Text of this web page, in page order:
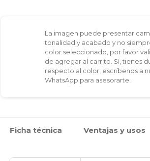
La imagen puede presentar
tonalidad y acabado y no
color seleccionado, por favor
de agregar al carrito. Sí, tienes
respecto al color, escríbenos a
WhatsApp para asesorarte.
Ficha técnica Ventajas y usos